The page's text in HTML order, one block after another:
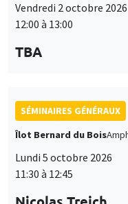
TBA
Îlot Bernard du Bois
Lundi 5 octobre 2026
11:30 à 12:45
Nicolas Treich
TSE